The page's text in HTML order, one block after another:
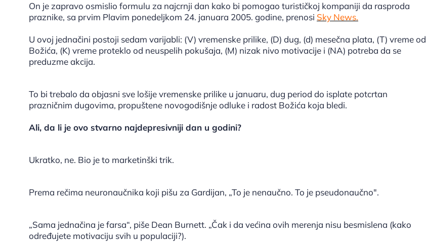
On je zapravo osmislio formulu za najcrnji dan kako bi pomogao turističkoj kompaniji da rasproda
praznike, sa prvim Plavim ponedeljkom 24. januara 2005. godine, prenosi Sky News.
U ovoj jednačini postoji sedam varijabli: (V) vremenske prilike, (D) dug, (d) ​​mesečna plata, (T) vreme od
Božića, (K) vreme proteklo od neuspelih pokušaja, (M) nizak nivo motivacije i (NA) potreba da se
preduzme akcija.
To bi trebalo da objasni sve lošije vremenske prilike u januaru, dug period do isplate potcrtan
prazničnim dugovima, propuštene novogodišnje odluke i radost Božića koja bledi.
Ali, da li je ovo stvarno najdepresivniji dan u godini?
Ukratko, ne. Bio je to marketinški trik.
Prema rečima neuronaučnika koji pišu za Gardijan, „To je nenaučno. To je pseudonaučno".
„Sama jednačina je farsa“, piše Dean Burnett. „Čak i da većina ovih merenja nisu besmislena (kako
određujete motivaciju svih u populaciji?).